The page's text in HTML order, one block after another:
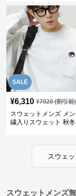
SALE
¥6,310 ¥7020(割引前)
スウェットメンズ メ
繍入りスウェット 秋
スウェ
スウェットメンズ